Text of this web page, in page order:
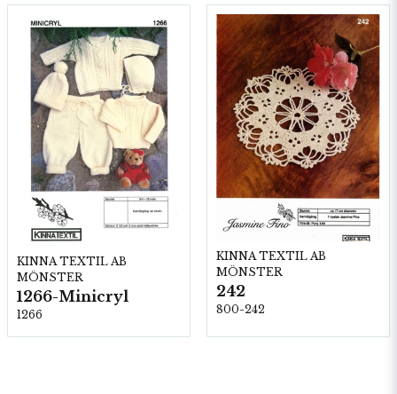
KINNA TEXTIL AB
MÖNSTER
1266-Minicryl
1266
KINNA TEXTIL AB
MÖNSTER
242
800-242